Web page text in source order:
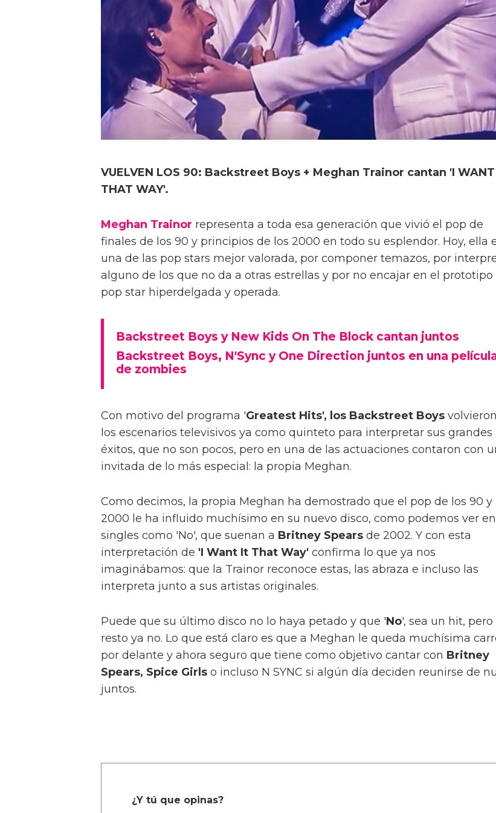
VUELVEN LOS 90: Backstreet Boys + Meghan Trainor cantan 'I WANT
THAT WAY'.
Meghan Trainor representa a toda esa generación que vivió el pop de
finales de los 90 y principios de los 2000 en todo su esplendor. Hoy, ella
una de las pop stars mejor valorada, por componer temazos, por
alguno de los que no da a otras estrellas y por no encajar en el prototipo
pop star hiperdelgada y operada.
Backstreet Boys y New Kids On The Block cantan juntos
Backstreet Boys, N'Sync y One Direction juntos en una
de zombies
Con motivo del programa 'Greatest Hits', los Backstreet Boys
los escenarios televisivos ya como quinteto para interpretar sus grandes
éxitos, que no son pocos, pero en una de las actuaciones contaron con
invitada de lo más especial: la propia Meghan.
Como decimos, la propia Meghan ha demostrado que el pop de los 90 y
2000 le ha influido muchísimo en su nuevo disco, como podemos ver en
singles como 'No', que suenan a Britney Spears de 2002. Y con esta
interpretación de 'I Want It That Way' confirma lo que ya nos
imaginábamos: que la Trainor reconoce estas, las abraza e incluso las
interpreta junto a sus artistas originales.
Puede que su último disco no lo haya petado y que 'No', sea un hit, pero
resto ya no. Lo que está claro es que a Meghan le queda muchísima
por delante y ahora seguro que tiene como objetivo cantar con Britney
Spears, Spice Girls o incluso N SYNC si algún día deciden reunirse de
juntos.
¿Y tú que opinas?